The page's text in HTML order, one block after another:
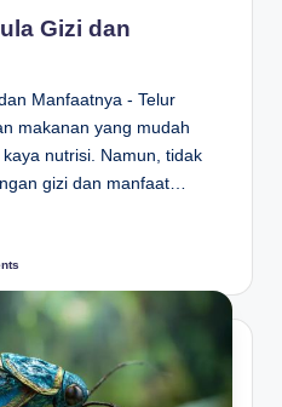
Gizi dan
Manfaatnya - Telur
makanan yang mudah
nutrisi. Namun, tidak
gizi dan manfaat…